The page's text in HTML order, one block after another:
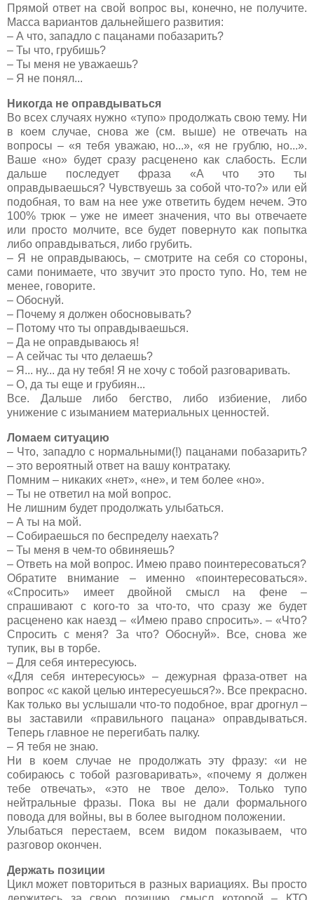
Прямой ответ на свой вопрос вы, конечно, не получите.
Масса вариантов дальнейшего развития:
– А что, западло с пацанами побазарить?
– Ты что, грубишь?
– Ты меня не уважаешь?
– Я не понял...
Никогда не оправдываться
Во всех случаях нужно «тупо» продолжать свою тему. Ни
в коем случае, снова же (см. выше) не отвечать на
вопросы – «я тебя уважаю, но...», «я не грублю, но...».
Ваше «но» будет сразу расценено как слабость. Если
дальше последует фраза «А что это ты
оправдываешься? Чувствуешь за собой что-то?» или ей
подобная, то вам на нее уже ответить будем нечем. Это
100% трюк – уже не имеет значения, что вы отвечаете
или просто молчите, все будет повернуто как попытка
либо оправдываться, либо грубить.
– Я не оправдываюсь, – смотрите на себя со стороны,
сами понимаете, что звучит это просто тупо. Но, тем не
менее, говорите.
– Обоснуй.
– Почему я должен обосновывать?
– Потому что ты оправдываешься.
– Да не оправдываюсь я!
– А сейчас ты что делаешь?
– Я... ну... да ну тебя! Я не хочу с тобой разговаривать.
– О, да ты еще и грубиян...
Все. Дальше либо бегство, либо избиение, либо
унижение с изыманием материальных ценностей.
Ломаем ситуацию
– Что, западло с нормальными(!) пацанами побазарить?
– это вероятный ответ на вашу контратаку.
Помним – никаких «нет», «не», и тем более «но».
– Ты не ответил на мой вопрос.
Не лишним будет продолжать улыбаться.
– А ты на мой.
– Собираешься по беспределу наехать?
– Ты меня в чем-то обвиняешь?
– Ответь на мой вопрос. Имею право поинтересоваться?
Обратите внимание – именно «поинтересоваться».
«Спросить» имеет двойной смысл на фене –
спрашивают с кого-то за что-то, что сразу же будет
расценено как наезд – «Имею право спросить». – «Что?
Спросить с меня? За что? Обоснуй». Все, снова же
тупик, вы в торбе.
– Для себя интересуюсь.
«Для себя интересуюсь» – дежурная фраза-ответ на
вопрос «с какой целью интересуешься?». Все прекрасно.
Как только вы услышали что-то подобное, враг дрогнул –
вы заставили «правильного пацана» оправдываться.
Теперь главное не перегибать палку.
– Я тебя не знаю.
Ни в коем случае не продолжать эту фразу: «и не
собираюсь с тобой разговаривать», «почему я должен
тебе отвечать», «это не твое дело». Только тупо
нейтральные фразы. Пока вы не дали формального
повода для войны, вы в более выгодном положении.
Улыбаться перестаем, всем видом показываем, что
разговор окончен.
Держать позиции
Цикл может повториться в разных вариациях. Вы просто